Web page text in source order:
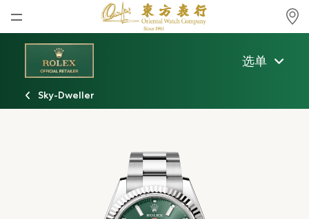
首页
最新消息
腕表资讯
劳力士中古表认证
选单
Sky-Dweller